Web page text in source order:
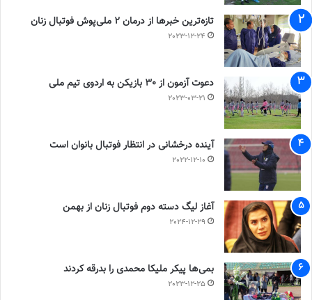
تازه‌ترین خبرها از درمان ۲ ملی‌پوش فوتبال زنان
2023-12-24
دعوت آزمون از 30 بازیکن به اردوی تیم ملی
2023-03-21
آینده درخشانی در انتظار فوتبال بانوان است
2022-12-10
آغاز لیگ دسته دوم فوتبال زنان از بهمن
2024-12-29
بمی‌ها پیکر ملیکا محمدی را بدرقه کردند
2023-12-25